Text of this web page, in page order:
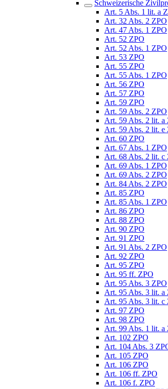
Schweizerische
Art. 5 Abs. 1 lit. a
Art. 32 Abs. 2 ZPO
Art. 47 Abs. 1 ZPO
Art. 52 ZPO
Art. 52 Abs. 1 ZPO
Art. 53 ZPO
Art. 55 ZPO
Art. 55 Abs. 1 ZPO
Art. 56 ZPO
Art. 57 ZPO
Art. 59 ZPO
Art. 59 Abs. 2 ZPO
Art. 59 Abs. 2 lit. a
Art. 59 Abs. 2 lit. e
Art. 60 ZPO
Art. 67 Abs. 1 ZPO
Art. 68 Abs. 2 lit. c
Art. 69 Abs. 1 ZPO
Art. 69 Abs. 2 ZPO
Art. 84 Abs. 2 ZPO
Art. 85 ZPO
Art. 85 Abs. 1 ZPO
Art. 86 ZPO
Art. 88 ZPO
Art. 90 ZPO
Art. 91 ZPO
Art. 91 Abs. 2 ZPO
Art. 92 ZPO
Art. 95 ZPO
Art. 95 ff. ZPO
Art. 95 Abs. 3 ZPO
Art. 95 Abs. 3 lit. a
Art. 95 Abs. 3 lit. c
Art. 97 ZPO
Art. 98 ZPO
Art. 99 Abs. 1 lit. a
Art. 102 ZPO
Art. 104 Abs. 3
Art. 105 ZPO
Art. 106 ZPO
Art. 106 ff. ZPO
Art. 106 f. ZPO